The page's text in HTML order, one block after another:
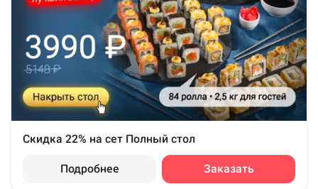
Скидка 22% на сет Полный стол
Подробнее Заказать